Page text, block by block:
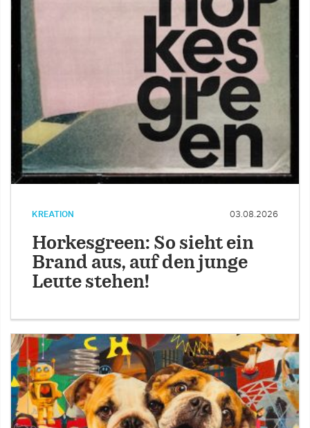
KREATION 03.08.2026
Horkesgreen: So sieht ein
Brand aus, auf den junge
Leute stehen!